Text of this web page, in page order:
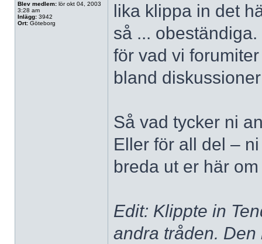
Blev medlem: lör okt 04, 2003
3:28 am
Inlägg: 3942
Ort: Göteborg
lika klippa in det
så ...
för vad vi
bland
Så vad tycker ni
Eller för all del –
breda ut er här
Edit: Klippte in
andra tråden.